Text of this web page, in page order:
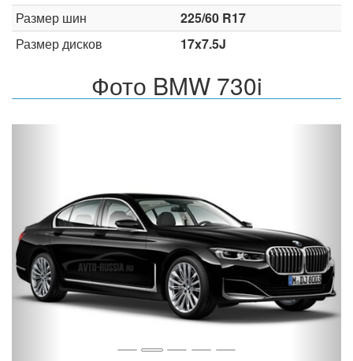
Размер шин
225/60 R17
Размер дисков
17x7.5J
Фото BMW 730i